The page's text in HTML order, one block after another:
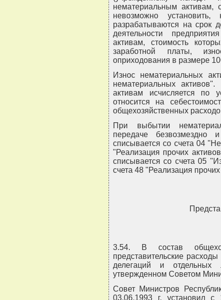
нематериальным активам,
невозможно установить,
разрабатываются на срок
деятельности
активам, стоимость
заработной платы,
оприходования в размере
Износ нематериальных
нематериальных
активам исчисляется по
относится на
общехозяйственных
При выбытии
передаче безвозмездно
списывается со счета 04
"Реализация прочих
списывается со счета 05
счета 48 "Реализация
3.54. В состав
представительские
делегаций и
утвержденном Советом
Совет Министров
03.06.1993 г. установил